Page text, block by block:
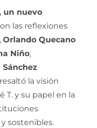
un nuevo
las reflexiones
, Orlando Quecano
Niño,
Sánchez
la visión
T. y su papel en la
sostenibles.